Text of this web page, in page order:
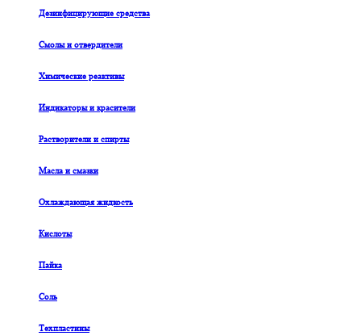
Дезинфицирующие средства
Смолы и отвердители
Химические реактивы
Индикаторы и красители
Растворители и спирты
Масла и смазки
Охлаждающая жидкость
Кислоты
Пайка
Соль
Техпластины